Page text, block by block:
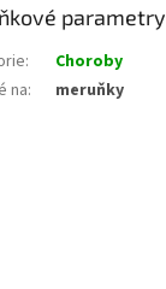
parametry
:
Choroby
na: meruňky